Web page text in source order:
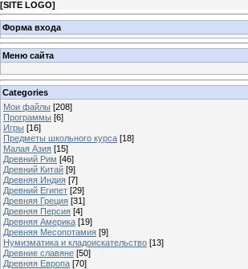
[SITE LOGO]
Форма входа
Меню сайта
Categories
Мои файлы [208]
Программы [6]
Игры [16]
Предметы школьного курса [18]
Малая Азия [15]
Древний Рим [46]
Древний Китай [9]
Древняя Индия [7]
Древний Египет [29]
Древняя Греция [31]
Древняя Персия [4]
Древняя Америка [19]
Древняя Месопотамия [9]
Нумизматика и кладоискательство [13]
Древние славяне [50]
Древняя Европа [70]